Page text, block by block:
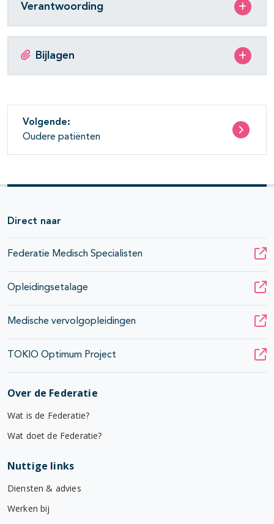
open- en dichtklappen
open- en dichtklappen
open- en dichtklappen
open- en dichtklappen
open- en dichtklappen
open- en dichtklappen
Verantwoording
Bijlagen
Volgende:
Oudere patiënten
Direct naar
Federatie Medisch Specialisten
Opleidingsetalage
Medische vervolgopleidingen
TOKIO Optimum Project
Over de Federatie
Wat is de Federatie?
Wat doet de Federatie?
Nuttige links
Diensten & advies
Werken bij